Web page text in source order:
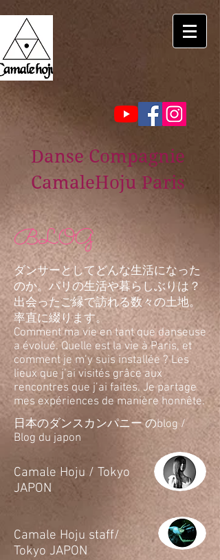
Danse Compagnie
CamaleHoju Paris
BLOG
ダンサーとしてどんな生活になった
のか。パリの生活や暮らしぶりは？
出会ったご縁で訪れる数々の土地。
率直に綴ります。
Comment ma vie en tant que danseuse
a évolué. Quelle est la vie à Paris, et
comment je m’y suis installée ? Les
lieux que j’ai visités grâce aux
rencontres que j’ai faites. Je partage
mes expériences de manière honnête.
日本のダンスカンパニー のblog /
Blog du japon
​Camale Hoju / Tokyo
JAPON
​Camale Hoju staff/
Tokyo JAPON